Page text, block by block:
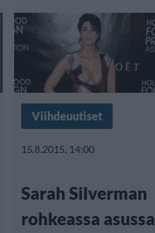
Viihdeuutiset
15.8.2015, 14:00
Sarah Silverman
rohkeassa asussa